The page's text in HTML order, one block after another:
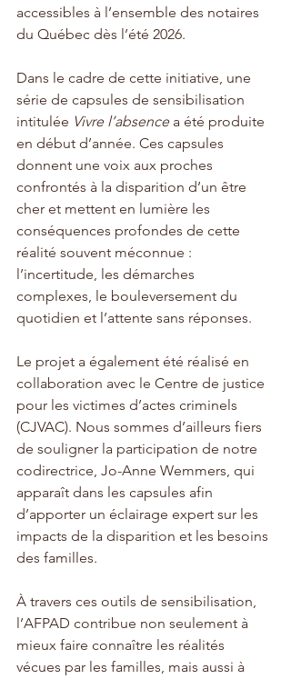
accessibles à l’ensemble des notaires
du Québec dès l’été 2026.
Dans le cadre de cette initiative, une
série de capsules de sensibilisation
intitulée Vivre l’absence a été produite
en début d’année. Ces capsules
donnent une voix aux proches
confrontés à la disparition d’un être
cher et mettent en lumière les
conséquences profondes de cette
réalité souvent méconnue :
l’incertitude, les démarches
complexes, le bouleversement du
quotidien et l’attente sans réponses.
Le projet a également été réalisé en
collaboration avec le Centre de justice
pour les victimes d’actes criminels
(CJVAC). Nous sommes d’ailleurs fiers
de souligner la participation de notre
codirectrice, Jo-Anne Wemmers, qui
apparaît dans les capsules afin
d’apporter un éclairage expert sur les
impacts de la disparition et les besoins
des familles.
À travers ces outils de sensibilisation,
l’AFPAD contribue non seulement à
mieux faire connaître les réalités
vécues par les familles, mais aussi à